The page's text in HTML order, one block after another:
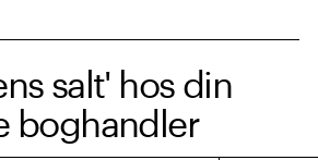
salt' hos din
boghandler